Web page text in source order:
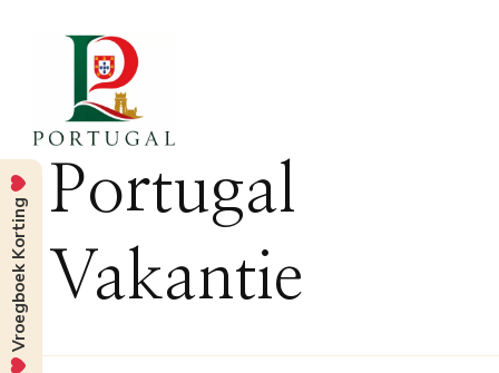
Portugal
Vakantie
Vroegboek Korting